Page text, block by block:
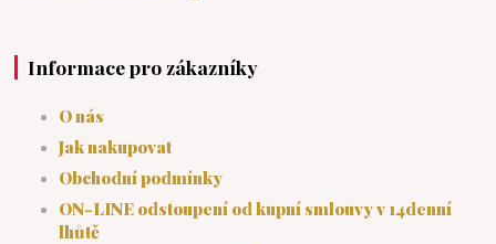
Informace pro zákazníky
O nás
Jak nakupovat
Obchodní podmínky
ON-LINE odstoupení od kupní smlouvy v 14denní
lhůtě